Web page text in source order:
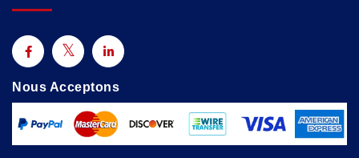
Nous Acceptons